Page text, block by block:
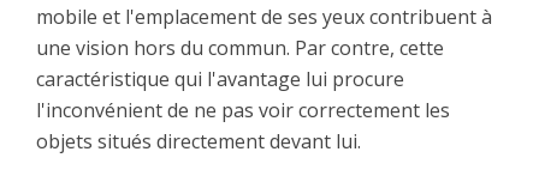
mobile et l'emplacement de ses yeux contribuent à
une vision hors du commun. Par contre, cette
caractéristique qui l'avantage lui procure
l'inconvénient de ne pas voir correctement les
objets situés directement devant lui.